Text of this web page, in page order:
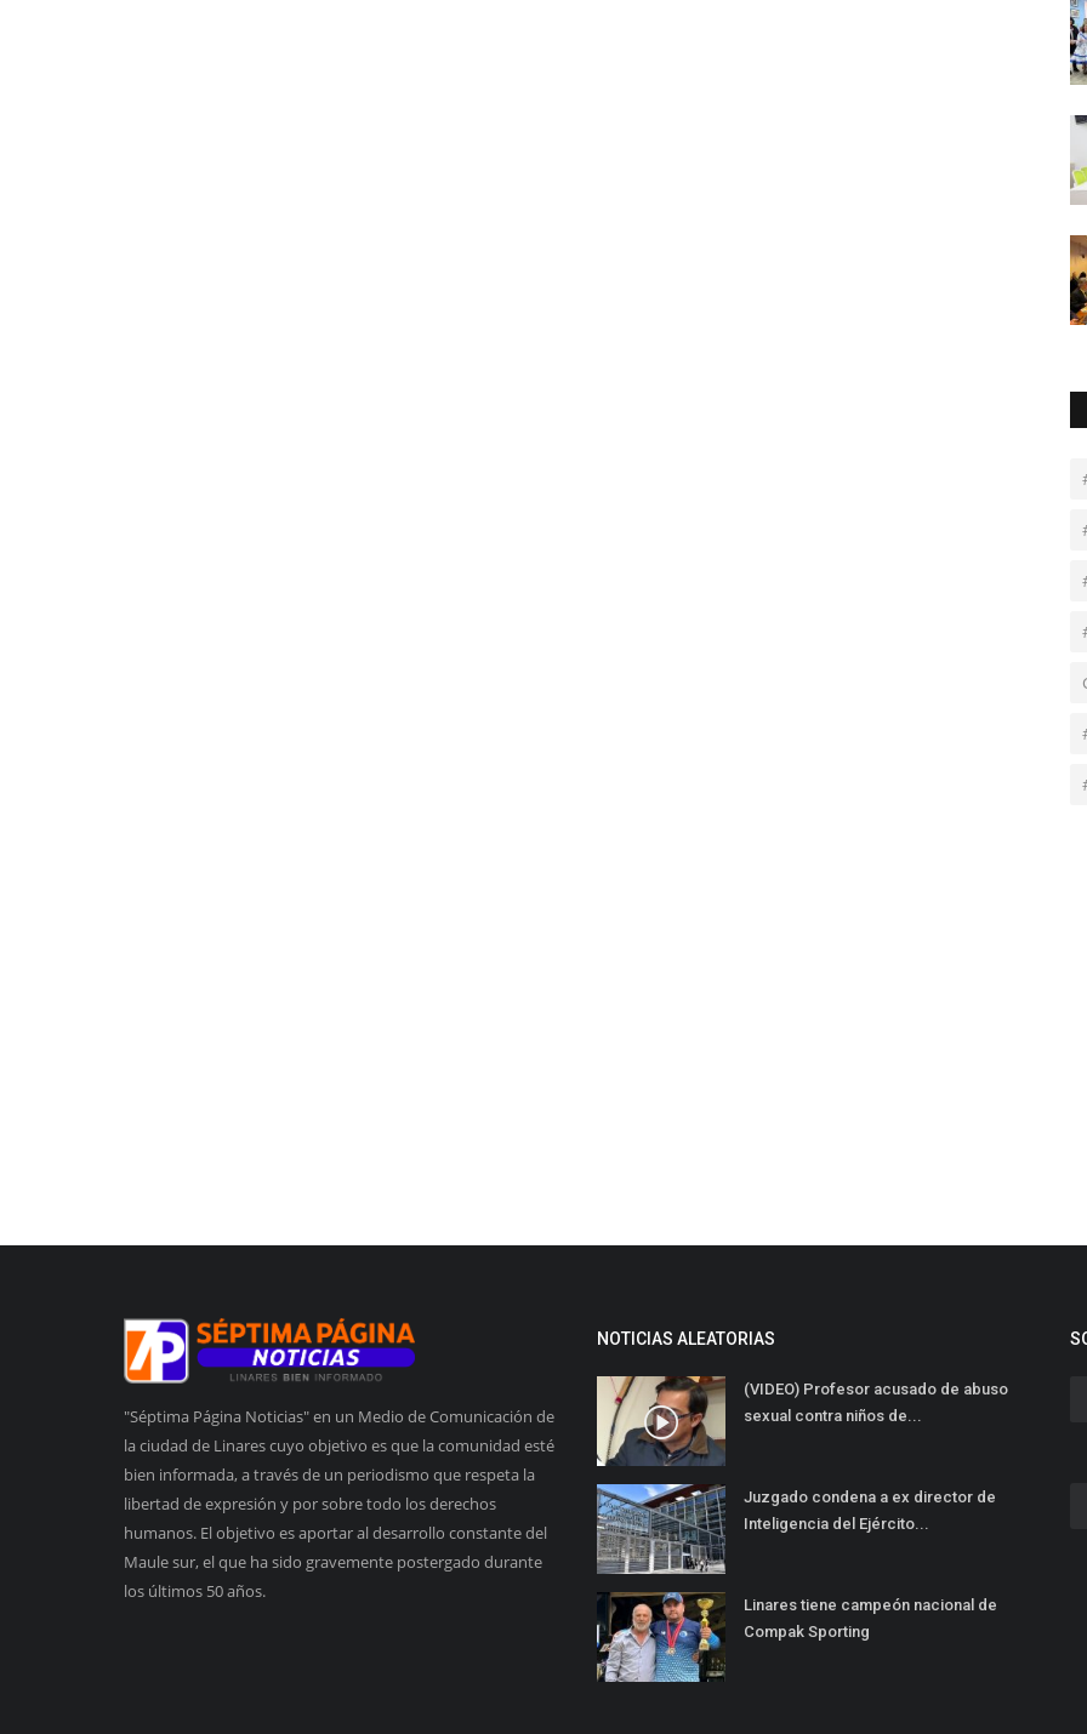
"Séptima Página Noticias" en un Medio de Comunicación de
la ciudad de Linares cuyo objetivo es que la comunidad esté
bien informada, a través de un periodismo que respeta la
libertad de expresión y por sobre todo los derechos
humanos. El objetivo es aportar al desarrollo constante del
Maule sur, el que ha sido gravemente postergado durante
los últimos 50 años.
NOTICIAS ALEATORIAS
(VIDEO) Profesor acusado de abuso
sexual contra niños de...
Juzgado condena a ex director de
Inteligencia del Ejército...
Linares tiene campeón nacional de
Compak Sporting